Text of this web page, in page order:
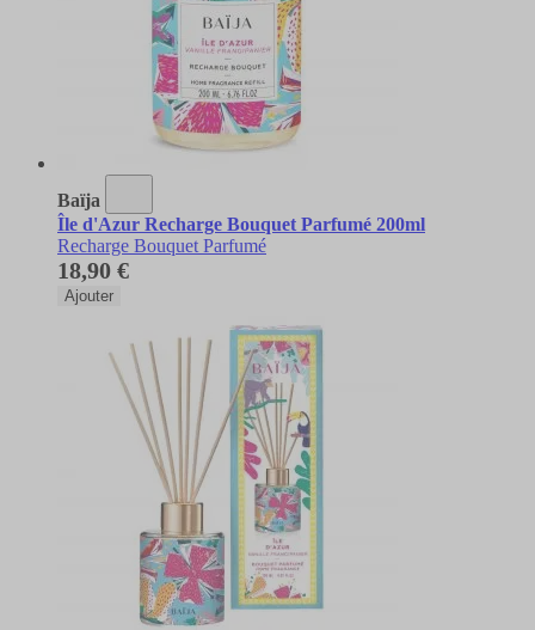
Baïja
Île d'Azur Recharge Bouquet Parfumé 200ml
Recharge Bouquet Parfumé
18,90 €
Ajouter